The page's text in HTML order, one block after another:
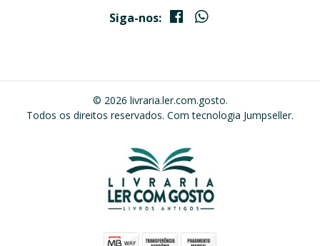
Siga-nos:
© 2026 livraria.ler.com.gosto.
Todos os direitos reservados. Com tecnologia Jumpseller.